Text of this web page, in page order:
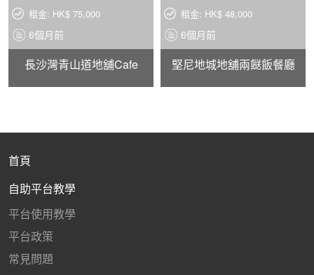
租金: HK$ 75,000
6個月前
長沙灣青山道地舖Cafe
租金: HK$ 48,000
6個月前
堅尼地城地舖兩餸飯餐廳
首頁
自助平台教學
平台使用教學
平台政策
常見問題